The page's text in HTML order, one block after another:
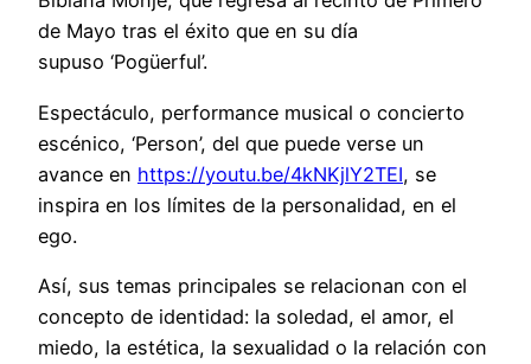
de Mayo tras el éxito que en su día
supuso ‘Pogüerful’.
Espectáculo, performance musical o concierto
escénico, ‘Person’, del que puede verse un
avance en https://youtu.be/4kNKjlY2TEI, se
inspira en los límites de la personalidad, en el
ego.
Así, sus temas principales se relacionan con el
concepto de identidad: la soledad, el amor, el
miedo, la estética, la sexualidad o la relación con